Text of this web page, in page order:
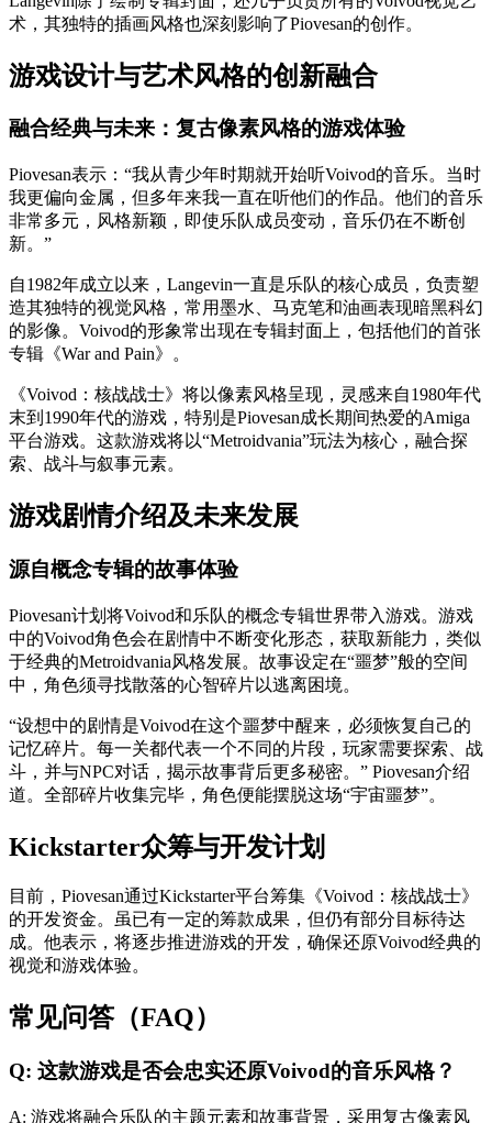
术，其独特的插画风格也深刻影响了Piovesan的创作。
游戏设计与艺术风格的创新融合
融合经典与未来：复古像素风格的游戏体验
Piovesan表示：“我从青少年时期就开始听Voivod的音乐。当时
我更偏向金属，但多年来我一直在听他们的作品。他们的音乐
非常多元，风格新颖，即使乐队成员变动，音乐仍在不断创
新。”
自1982年成立以来，Langevin一直是乐队的核心成员，负责塑
造其独特的视觉风格，常用墨水、马克笔和油画表现暗黑科幻
的影像。Voivod的形象常出现在专辑封面上，包括他们的首张
专辑《War and Pain》。
《Voivod：核战战士》将以像素风格呈现，灵感来自1980年代
末到1990年代的游戏，特别是Piovesan成长期间热爱的Amiga
平台游戏。这款游戏将以“Metroidvania”玩法为核心，融合探
索、战斗与叙事元素。
游戏剧情介绍及未来发展
源自概念专辑的故事体验
Piovesan计划将Voivod和乐队的概念专辑世界带入游戏。游戏
中的Voivod角色会在剧情中不断变化形态，获取新能力，类似
于经典的Metroidvania风格发展。故事设定在“噩梦”般的空间
中，角色须寻找散落的心智碎片以逃离困境。
“设想中的剧情是Voivod在这个噩梦中醒来，必须恢复自己的
记忆碎片。每一关都代表一个不同的片段，玩家需要探索、战
斗，并与NPC对话，揭示故事背后更多秘密。” Piovesan介绍
道。全部碎片收集完毕，角色便能摆脱这场“宇宙噩梦”。
Kickstarter众筹与开发计划
目前，Piovesan通过Kickstarter平台筹集《Voivod：核战战士》
的开发资金。虽已有一定的筹款成果，但仍有部分目标待达
成。他表示，将逐步推进游戏的开发，确保还原Voivod经典的
视觉和游戏体验。
常见问答（FAQ）
Q: 这款游戏是否会忠实还原Voivod的音乐风格？
A: 游戏将融合乐队的主题元素和故事背景，采用复古像素风